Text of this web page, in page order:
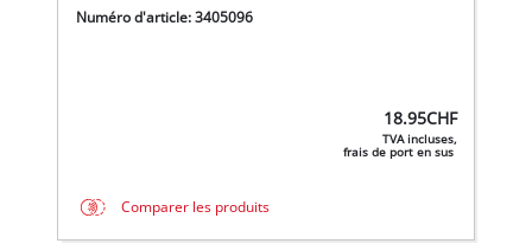
Numéro d'article: 3405096
18.95CHF
TVA incluses,
frais de port en sus
Comparer les produits